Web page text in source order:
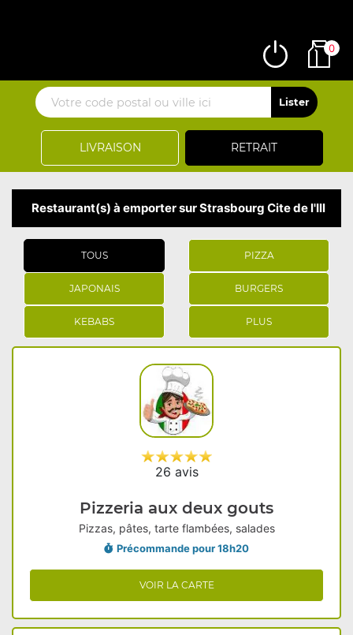
LIVRAISON RETRAIT
0
Restaurant(s) à emporter sur Strasbourg Cite de l'Ill
TOUS PIZZA
JAPONAIS BURGERS
KEBABS PLUS
26 avis
Pizzeria aux deux gouts
Pizzas, pâtes, tarte flambées, salades
Précommande pour 18h20
VOIR LA CARTE